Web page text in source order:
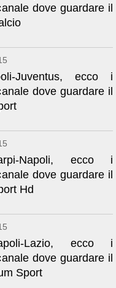
dove guardare il
Juventus, ecco i
dove guardare il
Napoli, ecco i
dove guardare il
Hd
Lazio, ecco i
dove guardare il
Sport